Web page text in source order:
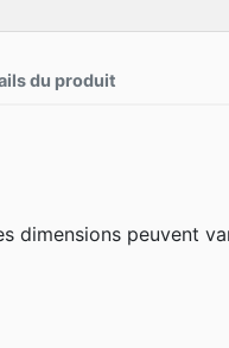
du produit
dimensions peuvent